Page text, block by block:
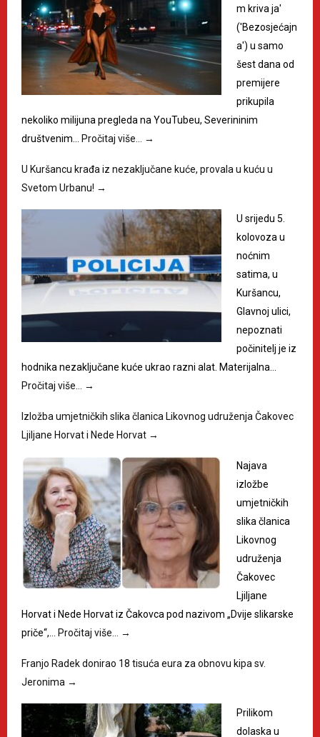
m kriva ja'
('Bezosjećajn
a') u samo
šest dana od
premijere
prikupila
nekoliko milijuna pregleda na YouTubeu, Severininim
društvenim… Pročitaj više… →
U Kuršancu krađa iz nezaključane kuće, provala u kuću u
Svetom Urbanu! →
U srijedu 5.
kolovoza u
noćnim
satima, u
Kuršancu,
Glavnoj ulici,
nepoznati
počinitelj je iz
hodnika nezaključane kuće ukrao razni alat. Materijalna…
Pročitaj više…
→
Izložba umjetničkih slika članica Likovnog udruženja Čakovec
Ljiljane Horvat i Nede Horvat →
Najava
izložbe
umjetničkih
slika članica
Likovnog
udruženja
Čakovec
Ljiljane
Horvat i Nede Horvat iz Čakovca pod nazivom „Dvije slikarske
priče“,… Pročitaj više… →
Franjo Radek donirao 18 tisuća eura za obnovu kipa sv.
Jeronima →
Prilikom
dolaska u